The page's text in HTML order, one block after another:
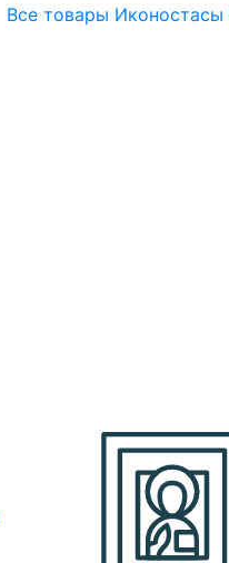
Все товары Иконостасы